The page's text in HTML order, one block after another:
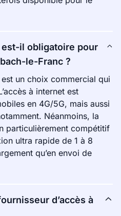
il obligatoire pour
le-Franc ?
un choix commercial qui
à internet est
en 4G/5G, mais aussi
Néanmoins, la
particulièrement compétitif
ultra rapide de 1 à 8
qu’en envoi de
d’accès à